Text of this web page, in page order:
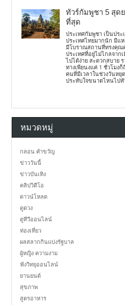
ทัวร์กัมพูชา 5 สุด
ที่สุด
ประเทศกัมพูชา เป็นปร
ประเทศไทยมากนัก มีแ
มีโบราณสถานที่ทรงคุณ
ประเทศที่อยู่ไม่ไกลจาก
ไปได้ง่าย สะดวกสบาย
ทางเพียนงแค่ 1 ชั่วโมง
คนที่มีเวลาในช่วงวันห
ประทับใจขนาดไหนไปทั
หมวดหมู่
กลอน คำขวัญ
ข่าววันนี้
ข่าวบันเทิง
คลิปวิดีโอ
ดาวน์โหลด
ดูดวง
ดูทีวีออนไลน์
ท่องเที่ยว
ผลสลากกินแบ่งรัฐบาล
ผู้หญิง ความงาม
ฟังวิทยุออนไลน์
ยานยนต์
สุขภาพ
สูตรอาหาร